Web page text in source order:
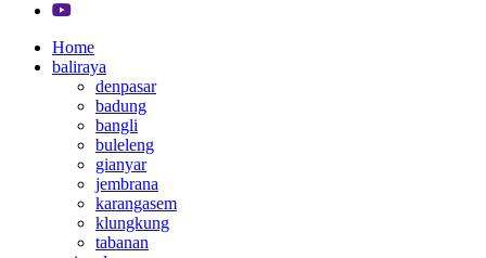
Home
baliraya
denpasar
badung
bangli
buleleng
gianyar
jembrana
karangasem
klungkung
tabanan